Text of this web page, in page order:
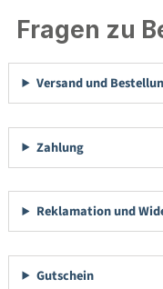
Fragen zu
Versand und
Zahlung
Reklamation und
Gutschein